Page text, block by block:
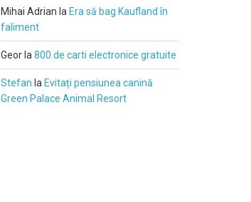
Mihai Adrian la Era să bag Kaufland în
faliment
Geor la 800 de carti electronice gratuite
Stefan la Evitați pensiunea canină
Green Palace Animal Resort